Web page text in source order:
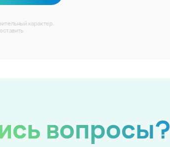
характер.
вопросы?